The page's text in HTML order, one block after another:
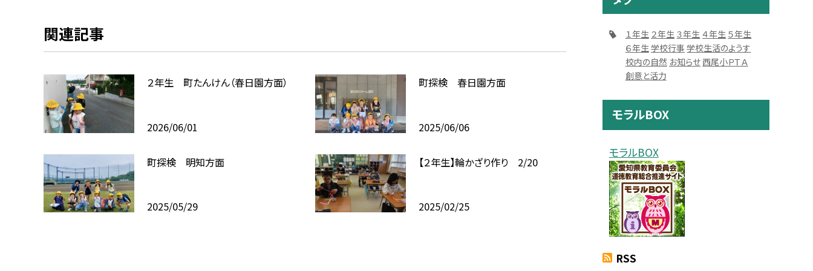
関連記事
２年生 町たんけん（春日園方面）
2026/06/01
町探検 春日園方面
2025/06/06
町探検 明知方面
2025/05/29
【２年生】輪かざり作り 2/20
2025/02/25
１年生 ２年生 ３年生 ４年生 ５年生
６年生 学校行事 学校生活のようす
校内の自然 お知らせ 西尾小ＰＴＡ
創意と活力
モラルBOX
モラルBOX
RSS